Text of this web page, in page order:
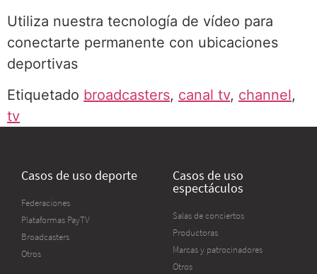
Utiliza nuestra tecnología de vídeo para
conectarte permanente con ubicaciones
deportivas
Etiquetado broadcasters, canal tv, channel,
tv
Casos de uso deporte
Federaciones
Plataformas PayTV
Broadcasters
Otros
Casos de uso
espectáculos
Salas de conciertos
Productoras
Marcas y patrocinadores
Otros